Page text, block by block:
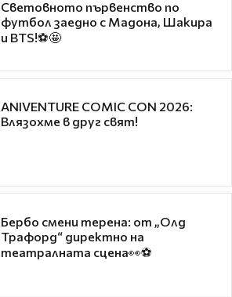
Световното първенство по
футбол заедно с Мадона, Шакира
и BTS!⚽🤩
ANIVENTURE COMIC CON 2026:
Влязохме в друг свят!
Бербо смени терена: от „Олд
Трафорд“ директно на
театралната сцена👀⚽